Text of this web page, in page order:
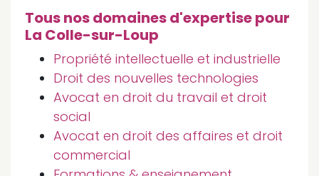
Tous nos domaines d'expertise pour
La Colle-sur-Loup
Propriété intellectuelle et industrielle
Droit des nouvelles technologies
Avocat en droit du travail et droit
social
Avocat en droit des affaires et droit
commercial